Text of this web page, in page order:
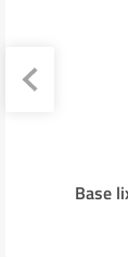
Base